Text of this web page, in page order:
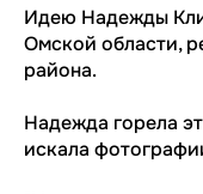
Идею Надежды
Омской области,
района.
Надежда горела
искала